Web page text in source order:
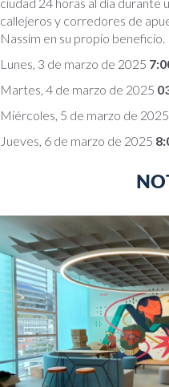
callejeros y corredores de
Nassim en su propio beneficio.
Lunes, 3 de marzo de 2025
Martes, 4 de marzo de 2025
Miércoles, 5 de marzo de 2025
Jueves, 6 de marzo de 2025